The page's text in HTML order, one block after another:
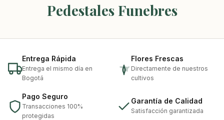
Pedestales Funebres
Entrega Rápida
Entrega el mismo día en
Bogotá
Flores Frescas
Directamente de nuestros
cultivos
Pago Seguro
Transacciones 100%
protegidas
Garantía de Calidad
Satisfacción garantizada